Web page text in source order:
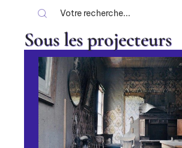
Sous les projecteurs